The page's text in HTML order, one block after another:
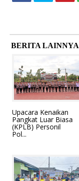
BERITA LAINNYA
Upacara Kenaikan
Pangkat Luar Biasa
(KPLB) Personil
Pol...